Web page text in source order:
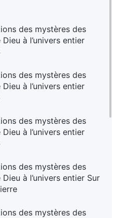
des mystères des
à l’univers entier
des mystères des
à l’univers entier
des mystères des
à l’univers entier
des mystères des
à l’univers entier Sur
des mystères des